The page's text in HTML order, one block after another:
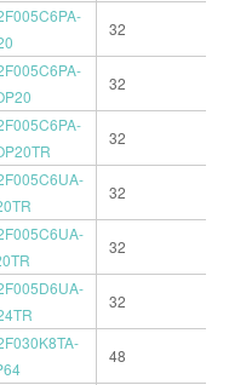
32
32
32
32
32
32
48